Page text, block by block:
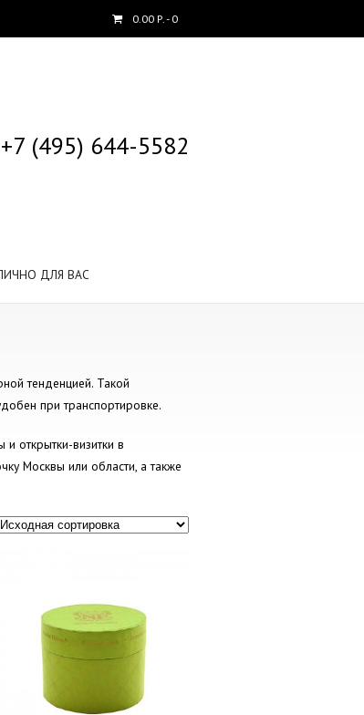
0.00 Р.- 0
+7 (495) 644-5582
ДЛЯ ВАС
тенденцией. Такой
при транспортировке.
открытки-визитки в
Москвы или области, а также